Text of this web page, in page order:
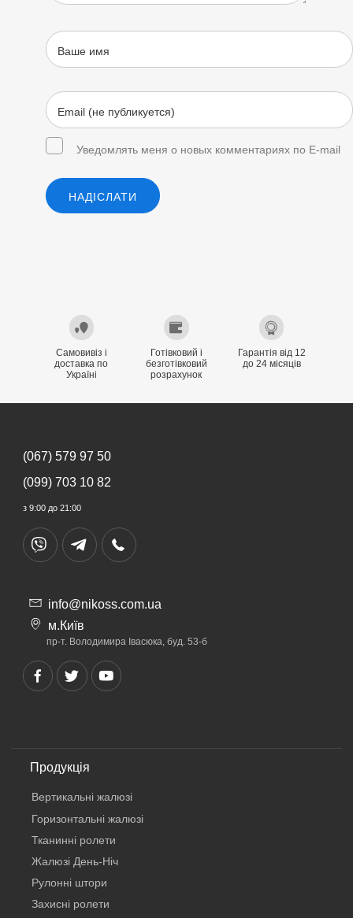
Уведомлять меня о новых комментариях по E-mail
НАДІСЛАТИ
Самовивіз і
доставка по
Україні
Готівковий і
безготівковий
розрахунок
Гарантія від 12
до 24 місяців
(067) 579 97 50
(099) 703 10 82
з 9:00 до 21:00
info@nikoss.com.ua
м.Київ
пр-т. Володимира Івасюка, буд. 53-б
Продукція
Вертикальнi жалюзi
Горизонтальні жалюзі
Тканинні ролети
Жалюзі День-Ніч
Рулонні штори
Захисні ролети